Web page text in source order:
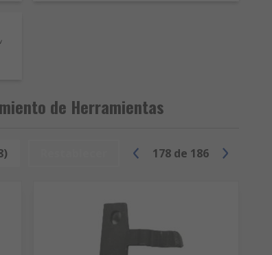
de Herramientas
178 de 186